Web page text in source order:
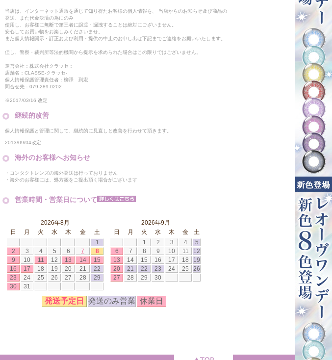
当店は、インターネット通販を通じて知り得たお客様の個人情報を、 当店からのお知らせ及び商品の
発送、また代金決済の為にのみ
使用し、お客様に無断で第三者に譲渡・漏洩することは絶対にございません。
安心してお買い物をお楽しみくださいませ。
また個人情報開示・訂正および利用・提供の中止のお申し出は下記までご連絡をお願いいたします。
但し、警察・裁判所等法的機関から提示を求められた場合はこの限りではございません。
運営会社：株式会社クラッセ：
店舗名：CLASSE-クラッセ-
個人情報保護管理責任者：柳澤 到宏
問合せ先：079-289-0202
※2017/03/16 改定
継続的改善
個人情報保護と管理に関して、継続的に見直しと改善を行わせて頂きます。
2013/09/04改定
海外のお客様へお知らせ
・コンタクトレンズの海外発送は行っておりません
・海外のお客様には、処方箋をご提出頂く場合がございます
営業時間・営業日について
2026年8月
日
月 火 水 木 金
土
1
2
3 4 5 6 7
8
9
10 11 12 13 14
15
16
17 18 19 20 21
22
23
24 25 26 27 28
29
30
31
2026年9月
日
月 火 水 木 金
土
1
2 3 4
5
6
7 8 9 10 11
12
13
14 15 16 17 18
19
20
21 22 23 24 25
26
27
28 29 30
発送予定日 発送のみ営業 休業日